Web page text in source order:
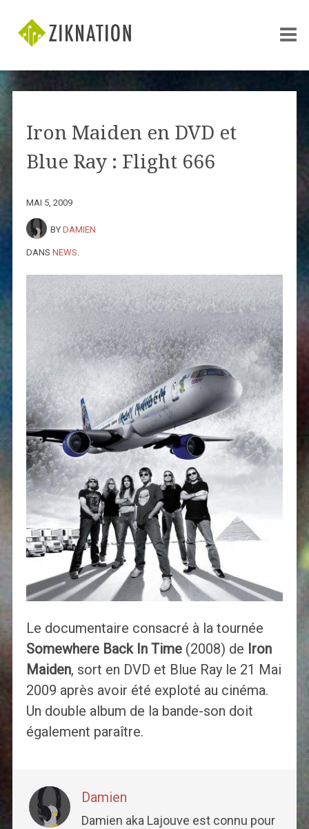
Iron Maiden en DVD et
Blue Ray : Flight 666
MAI 5, 2009
BY DAMIEN
DANS NEWS
Le documentaire consacré à la tournée
Somewhere Back In Time(2008) de Iron
Maiden, sort en DVD et Blue Ray le 21 Mai
2009 après avoir été exploté au cinéma.
Un double album de la bande-son doit
également paraître.
Damien
Damien aka Lajouve est connu pour